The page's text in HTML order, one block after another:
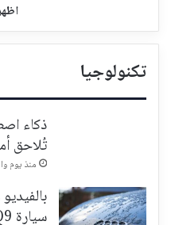
تكنولوجيا
ذكاء
تُلاحق
منذ يوم